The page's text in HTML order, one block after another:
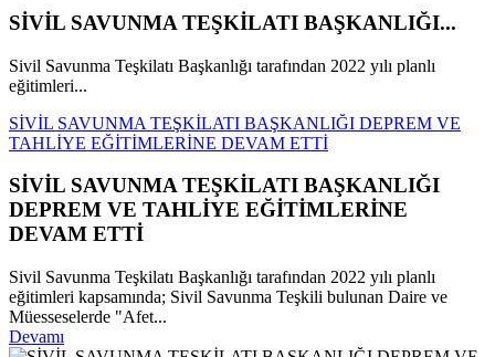
SİVİL SAVUNMA TEŞKİLATI BAŞKANLIĞI...
Sivil Savunma Teşkilatı Başkanlığı tarafından 2022 yılı planlı
eğitimleri...
SİVİL SAVUNMA TEŞKİLATI BAŞKANLIĞI DEPREM VE
TAHLİYE EĞİTİMLERİNE DEVAM ETTİ
SİVİL SAVUNMA TEŞKİLATI BAŞKANLIĞI
DEPREM VE TAHLİYE EĞİTİMLERİNE
DEVAM ETTİ
Sivil Savunma Teşkilatı Başkanlığı tarafından 2022 yılı planlı
eğitimleri kapsamında; Sivil Savunma Teşkili bulunan Daire ve
Müesseselerde "Afet...
Devamı